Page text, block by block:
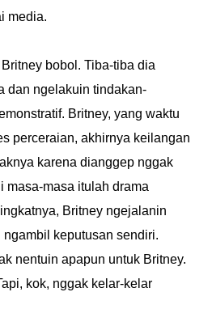
media.
bobol. Tiba-tiba dia
dan ngelakuin tindakan-
Britney, yang waktu
perceraian, akhirnya keilangan
karena dianggep nggak
masa-masa itulah drama
Britney ngejalanin
keputusan sendiri.
nentuin apapun untuk Britney.
kok, nggak kelar-kelar